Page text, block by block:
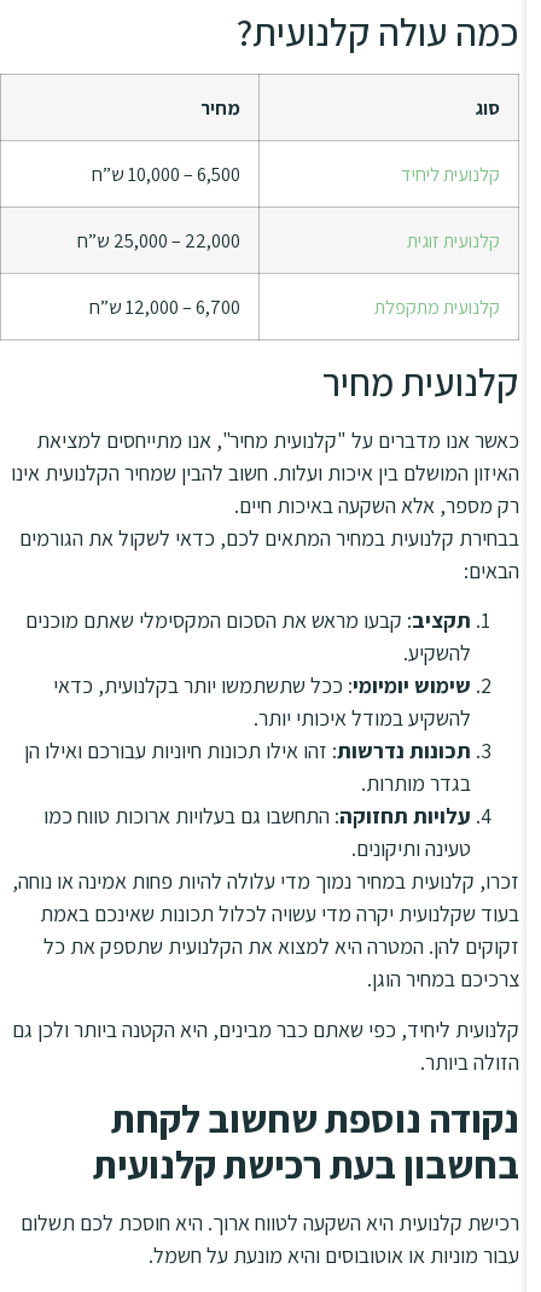
כמה עולה קלנועית?
סוג מחיר
קלנועית ליחיד 6,500 – 10,000 ש”ח
קלנועית זוגית 22,000 – 25,000 ש”ח
קלנועית מתקפלת 6,700 – 12,000 ש”ח
קלנועית מחיר
כאשר אנו מדברים על "קלנועית מחיר", אנו מתייחסים למציאת
האיזון המושלם בין איכות ועלות. חשוב להבין שמחיר הקלנועית אינו
רק מספר, אלא השקעה באיכות חיים.
בבחירת קלנועית במחיר המתאים לכם, כדאי לשקול את הגורמים
הבאים:
תקציב: קבעו מראש את הסכום המקסימלי שאתם מוכנים
להשקיע.
שימוש יומיומי: ככל שתשתמשו יותר בקלנועית, כדאי
להשקיע במודל איכותי יותר.
תכונות נדרשות: זהו אילו תכונות חיוניות עבורכם ואילו הן
בגדר מותרות.
עלויות תחזוקה: התחשבו גם בעלויות ארוכות טווח כמו
טעינה ותיקונים.
זכרו, קלנועית במחיר נמוך מדי עלולה להיות פחות אמינה או נוחה,
בעוד שקלנועית יקרה מדי עשויה לכלול תכונות שאינכם באמת
זקוקים להן. המטרה היא למצוא את הקלנועית שתספק את כל
צרכיכם במחיר הוגן.
קלנועית ליחיד, כפי שאתם כבר מבינים, היא הקטנה ביותר ולכן גם
הזולה ביותר.
נקודה נוספת שחשוב לקחת
בחשבון בעת רכישת קלנועית
רכישת קלנועית היא השקעה לטווח ארוך. היא חוסכת לכם תשלום
עבור מוניות או אוטובוסים והיא מונעת על חשמל.